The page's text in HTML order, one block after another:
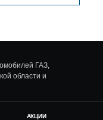
ГАЗ,
области и
АКЦИИ